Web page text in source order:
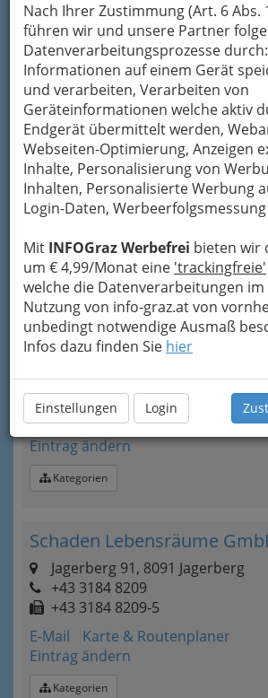
Nach Ihrer Zustimmung (Art. 6 Abs.
führen wir und unsere Partner
Datenverarbeitungsprozesse durch:
Informationen auf einem Gerät
und verarbeiten, Verarbeiten von
Geräteinformationen welche aktiv
Endgerät übermittelt werden,
Webseiten-Optimierung, Anzeigen
Inhalte, Personalisierung von
Inhalten, Personalisierte Werbung
Login-Daten, Werbeerfolgsmessung
Mit INFOGraz Werbefrei bieten wir
um € 4,99/Monat eine 'trackingfreie'
welche die Datenverarbeitungen
Nutzung von info-graz.at von
unbedingt notwendige Ausmaß
Infos dazu finden Sie hier
Einstellungen Login
+43 664 335 7014
E-Mail
Karte & Routenplaner
Eintrag ändern
Kategorien
Kummer Maria Elisabeth
Lange Gasse 39, 8010 Graz
E-Mail
Karte & Routenplaner
Kategorien
PM Miklautz Massivbau
Triesterstraße 210, 8073
+43 316 243 028
+43 316 243 028 15
E-Mail
Karte & Routenplaner
Eintrag ändern
Kategorien
Schaden Lebensräume
Jagerberg 91, 8091 Jagerberg
+43 3184 8209
+43 3184 8209-5
E-Mail
Karte & Routenplaner
Eintrag ändern
Kategorien